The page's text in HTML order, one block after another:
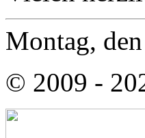
Montag,
© 2009 -